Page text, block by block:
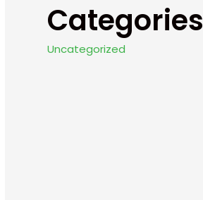
Categories
Uncategorized